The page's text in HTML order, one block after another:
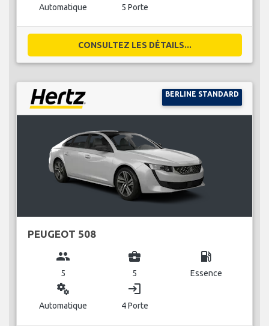
Automatique 5 Porte
CONSULTEZ LES DÉTAILS...
BERLINE STANDARD
PEUGEOT 508
group
5
business_center
5
local_gas_station
Essence
miscellaneous_services
Automatique
login
4 Porte